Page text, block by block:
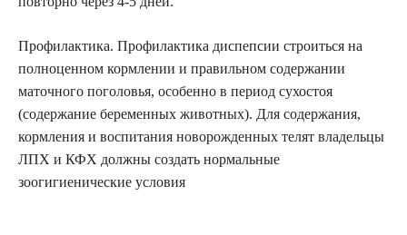
Профилактика. Профилактика диспепсии строиться на
полноценном кормлении и правильном содержании
маточного поголовья, особенно в период сухостоя
(содержание беременных животных). Для содержания,
кормления и воспитания новорожденных телят владельцы
ЛПХ и КФХ должны создать нормальные
зоогигиенические условия